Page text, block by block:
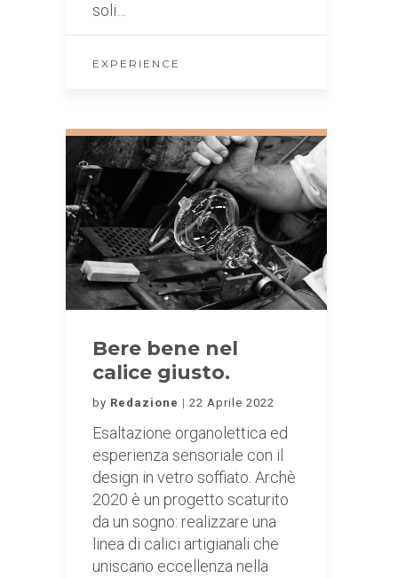
soli…
EXPERIENCE
Bere bene nel
calice giusto.
by Redazione 22 Aprile 2022
Esaltazione organolettica ed
esperienza sensoriale con il
design in vetro soffiato. Archè
2020 è un progetto scaturito
da un sogno: realizzare una
linea di calici artigianali che
uniscano eccellenza nella